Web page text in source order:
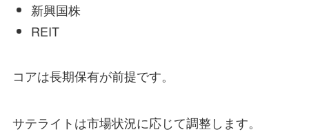
新興国株
REIT
コアは長期保有が前提です。
サテライトは市場状況に応じて調整します。